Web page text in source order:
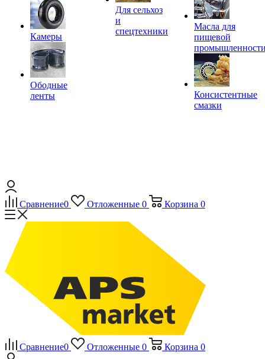
Камеры
Ободные
ленты
Для сельхоз
и
спецтехники
Масла для
пищевой
Консистентные
смазки
Сравнение0 Отложенные 0 Корзина 0
Сравнение0 Отложенные 0 Корзина 0